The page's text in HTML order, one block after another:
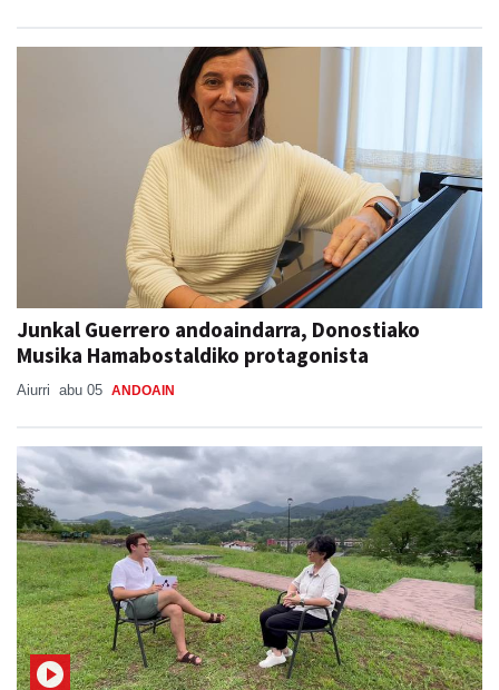
Junkal Guerrero andoaindarra, Donostiako
Musika Hamabostaldiko protagonista
Aiurri abu 05 ANDOAIN